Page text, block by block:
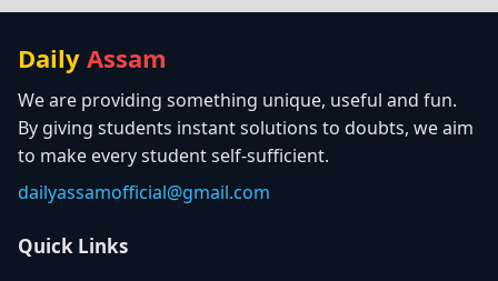
Daily Assam
We are providing something unique, useful and fun.
By giving students instant solutions to doubts, we aim
to make every student self-sufficient.
dailyassamofficial@gmail.com
Quick Links